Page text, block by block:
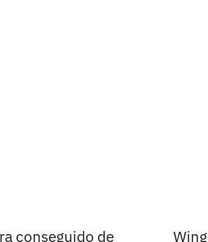
conseguido de